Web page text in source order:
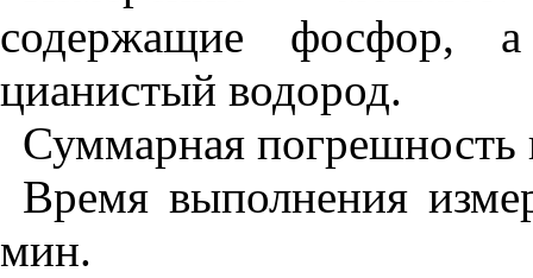
содержащие фосфор,
цианистый водород.
Суммарная погрешность
Время выполнения
мин.